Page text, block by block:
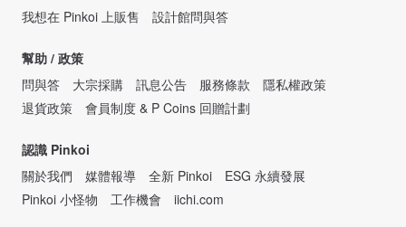
我想在 Pinkoi 上販售
設計館問與答
幫助 / 政策
問與答
大宗採購 訊息公告 服務條款
隱私權政策
退貨政策
會員制度 & P Coins 回贈計劃
認識 Pinkoi
關於我們
媒體報導 全新 Pinkoi
ESG 永續發展
Pinkoi 小怪物
工作機會 iichi.com